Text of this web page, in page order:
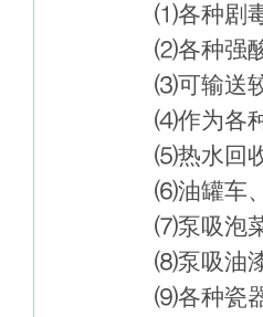
⑴各种剧毒
⑵各种强酸
⑶可输送较
⑷作为各种
⑸热水回收
⑹油罐车、
⑺泵吸泡菜
⑻泵吸油漆
⑼各种瓷器